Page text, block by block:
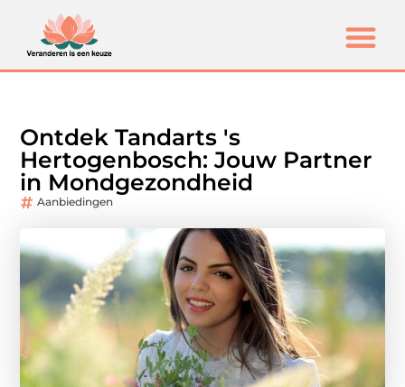
Ontdek Tandarts 's
Hertogenbosch: Jouw Partner
in Mondgezondheid
Aanbiedingen